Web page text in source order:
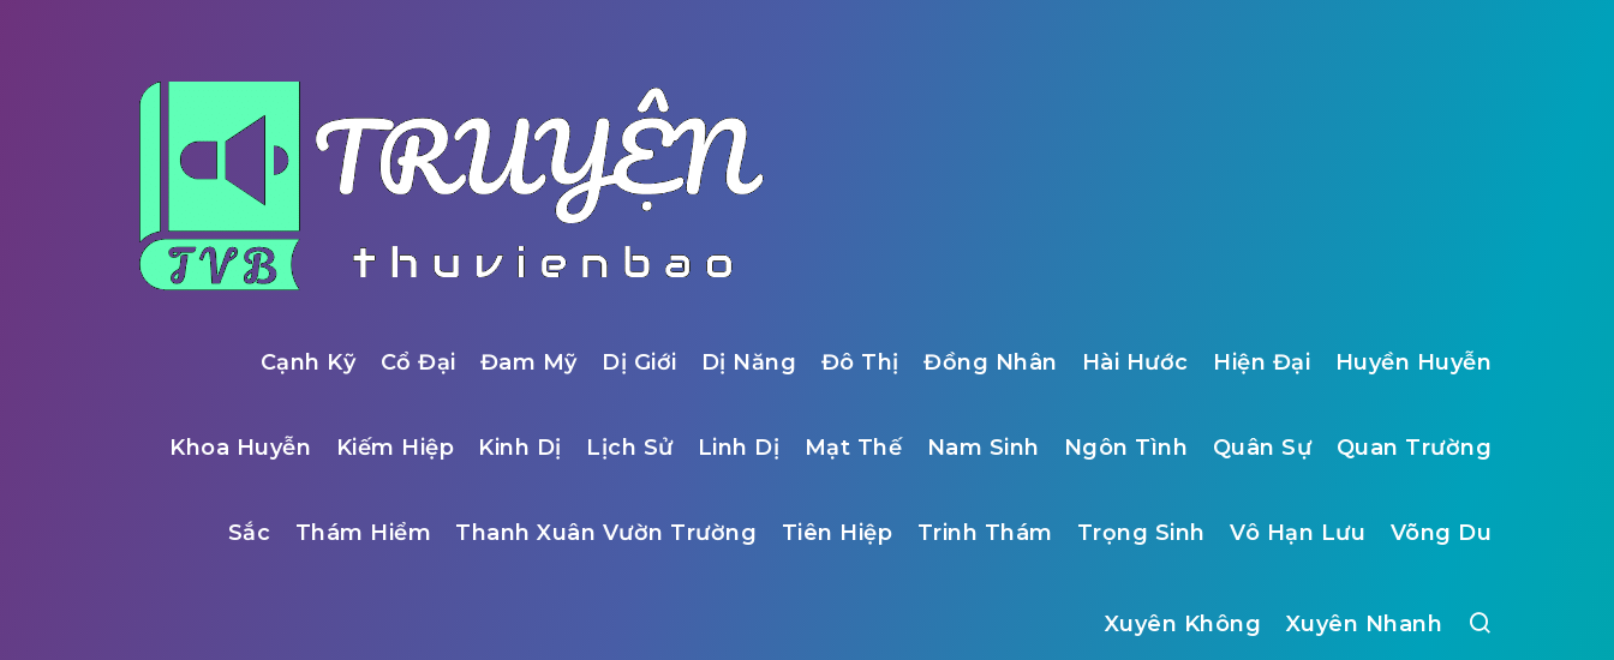
Cạnh Kỹ Cổ Đại Đam Mỹ Dị Giới Dị Năng Đô Thị Đồng Nhân Hài Hước Hiện Đại Huyền Huyễn
Khoa Huyễn Kiếm Hiệp Kinh Dị Lịch Sử Linh Dị Mạt Thế Nam Sinh Ngôn Tình Quân Sự Quan Trường
Sắc Thám Hiểm Thanh Xuân Vườn Trường Tiên Hiệp Trinh Thám Trọng Sinh Vô Hạn Lưu Võng Du
Xuyên Không Xuyên Nhanh